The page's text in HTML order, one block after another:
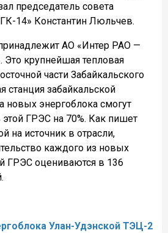
председатель совета
14» Константин Люльчев.
АО «Интер РАО —
Это крупнейшая тепловая
части Забайкальского
станция забайкальской
новых энергоблока смогут
ГРЭС на 70%. Как пишет
на источник в отрасли,
каждого из новых
ГРЭС оцениваются в 136
Улан-Удэнской ТЭЦ-2